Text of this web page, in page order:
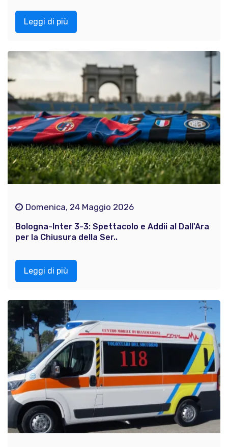
Leggi di più
Domenica, 24 Maggio 2026
Bologna-Inter 3-3: Spettacolo e Addii al Dall'Ara
per la Chiusura della Ser..
Leggi di più